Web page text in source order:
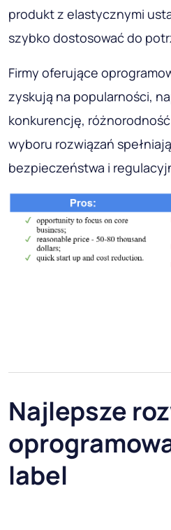
produkt z elastycznymi
szybko dostosować do
Firmy oferujące
zyskują na popularności,
konkurencję,
wyboru rozwiązań
bezpieczeństwa i
Najlepsze
label